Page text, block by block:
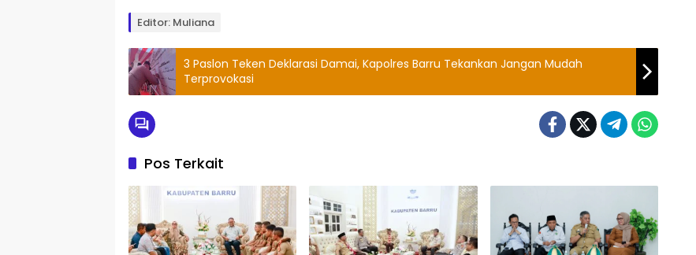
Editor: Muliana
3 Paslon Teken Deklarasi Damai, Kapolres Barru Tekankan Jangan Mudah
Terprovokasi
Pos Terkait